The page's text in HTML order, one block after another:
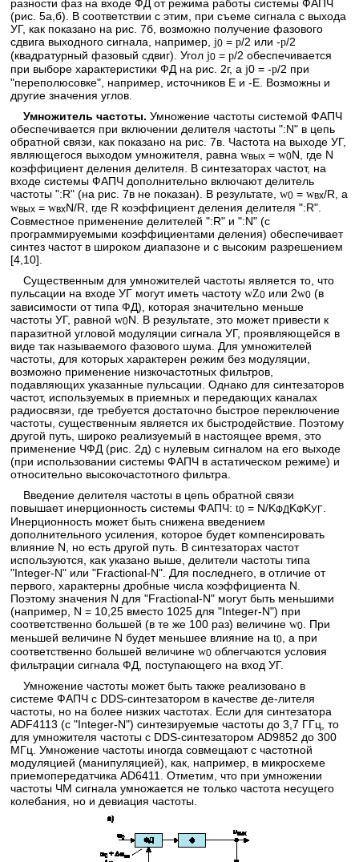
разности фаз на входе ФД от режима работы системы ФАПЧ
(рис. 5а,б). В соответствии с этим, при съеме сигнала с выхода
УГ, как показано на рис. 7б, возможно получение фазового
сдвига выходного сигнала, например,j0 =p/2 или -p/2
(квадратурный фазовый сдвиг). Уголj0 =p/2 обеспечивается
при выборе характеристики ФД на рис. 2г, аj0 = -p/2 при
"переполюсовке", например, источников E и -E. Возможны и
другие значения углов.
Умножитель частоты. Умножение частоты системой ФАПЧ
обеспечивается при включении делителя частоты ":N" в цепь
обратной связи, как показано на рис. 7в. Частота на выходе УГ,
являющегося выходом умножителя, равнаwвых =w0N, где N
коэффициент деления делителя. В синтезаторах частот, на
входе системы ФАПЧ дополнительно включают делитель
частоты ":R" (на рис. 7в не показан). В результате,w0 =wвх/R, а
wвых =wвхN/R, где R коэффициент деления делителя ":R".
Совместное применение делителей ":R" и ":N" (с
программируемыми коэффициентами деления) обеспечивает
синтез частот в широком диапазоне и с высоким разрешением
[4,10].
Существенным для умножителей частоты является то, что
пульсации на входе УГ могут иметь частотуwZ0 или 2w0 (в
зависимости от типа ФД), которая значительно меньше
частоты УГ, равнойw0N. В результате, это может привести к
паразитной угловой модуляции сигнала УГ, проявляющейся в
виде так называемого фазового шума. Для умножителей
частоты, для которых характерен режим без модуляции,
возможно применение низкочастотных фильтров,
подавляющих указанные пульсации. Однако для синтезаторов
частот, используемых в приемных и передающих каналах
радиосвязи, где требуется достаточно быстрое переключение
частоты, существенным является их быстродействие. Поэтому
другой путь, широко реализуемый в настоящее время, это
применение ЧФД (рис. 2д) с нулевым сигналом на его выходе
(при использовании системы ФАПЧ в астатическом режиме) и
относительно высокочастотного фильтра.
Введение делителя частоты в цепь обратной связи
повышает инерционность системы ФАПЧ:t0 = N/KФДKФKУГ
Инерционность может быть снижена введением
дополнительного усиления, которое будет компенсировать
влияние N, но есть другой путь. В синтезаторах частот
используются, как указано выше, делители частоты типа
"Integer-N" или "Fractional-N". Для последнего, в отличие от
первого, характерны дробные числа коэффициента N.
Поэтому значения N для "Fractional-N" могут быть меньшими
(например, N = 10,25 вместо 1025 для "Integer-N") при
соответственно большей (в те же 100 раз) величинеw0
. При
меньшей величине N будет меньшее влияние наt0
, а при
соответственно большей величинеw0 облегчаются условия
фильтрации сигнала ФД, поступающего на вход УГ.
Умножение частоты может быть также реализовано в
системе ФАПЧ с DDS-синтезатором в качестве де-лителя
частоты, но на более низких частотах. Если для синтезатора
ADF4113 (с "Integer-N") синтезируемые частоты до 3,7 ГГц, то
для умножителя частоты с DDS-синтезатором AD9852 до 300
МГц. Умножение частоты иногда совмещают с частотной
модуляцией (манипуляцией), как, например, в микросхеме
приемопередатчика AD6411. Отметим, что при умножении
частоты ЧМ сигнала умножается не только частота несущего
колебания, но и девиация частоты.